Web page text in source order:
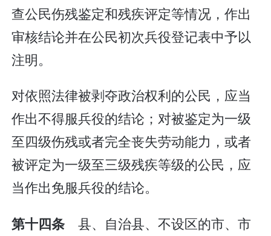
查公民伤残鉴定和残疾评定等情况，作出
审核结论并在公民初次兵役登记表中予以
注明。
对依照法律被剥夺政治权利的公民，应当
作出不得服兵役的结论；对被鉴定为一级
至四级伤残或者完全丧失劳动能力，或者
被评定为一级至三级残疾等级的公民，应
当作出免服兵役的结论。
第十四条县、自治县、不设区的市、市